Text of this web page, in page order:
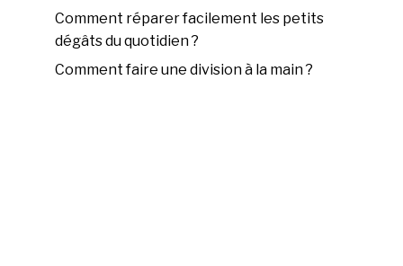
Comment réparer facilement les petits
dégâts du quotidien ?
Comment faire une division à la main ?